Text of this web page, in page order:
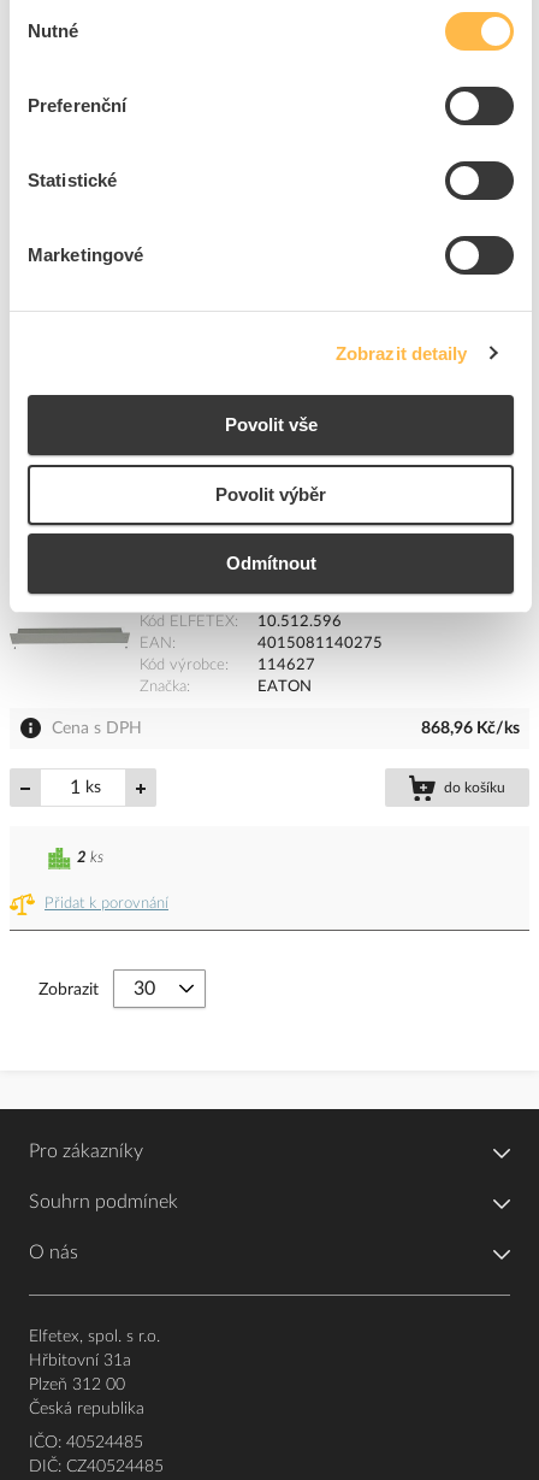
souhlasu
Nutné
Preferenční
Statistické
Marketingové
Zobrazit detaily
Povolit vše
Povolit výběr
Odmítnout
Přidat k porovnání
EATON Bočnice XVTL-SO100/S-6 podstavce
EAN
860,65 Kč/ks
Přidat k porovnání
EATON Čelo XVTL-SO100/F-8 podstavce
Kód ELFETEX
10.512.596
EAN
4015081140275
Kód výrobce
114627
Značka
EATON
Cena s DPH 868,96 Kč/ks
ks do košíku
Přidat k porovnání
2 ks
Zobrazit
Pro zákazníky
Souhrn podmínek
O nás
Elfetex, spol. s r.o.
Hřbitovní 31a
Plzeň 312 00
Česká republika
IČO: 40524485
DIČ: CZ40524485